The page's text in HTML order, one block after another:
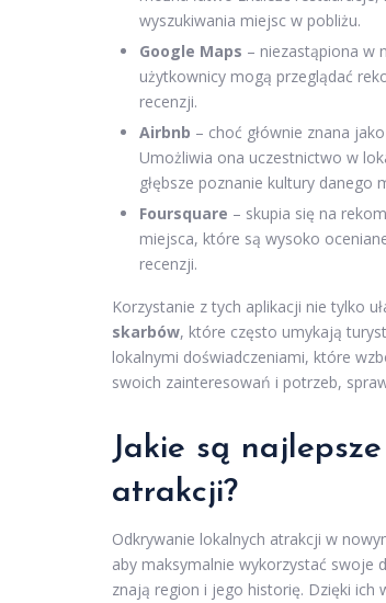
wyszukiwania miejsc w pobliżu.
Google Maps – niezastąpiona w
użytkownicy mogą przeglądać
recenzji.
Airbnb – choć głównie znana
Umożliwia ona uczestnictwo w
głębsze poznanie kultury danego
Foursquare – skupia się na
miejsca, które są wysoko
recenzji.
Korzystanie z tych aplikacji nie tylko
skarbów, które często umykają
lokalnymi doświadczeniami, które
swoich zainteresowań i potrzeb,
Jakie są
atrakcji?
Odkrywanie lokalnych atrakcji w
aby maksymalnie wykorzystać swoje
znają region i jego historię. Dzięki